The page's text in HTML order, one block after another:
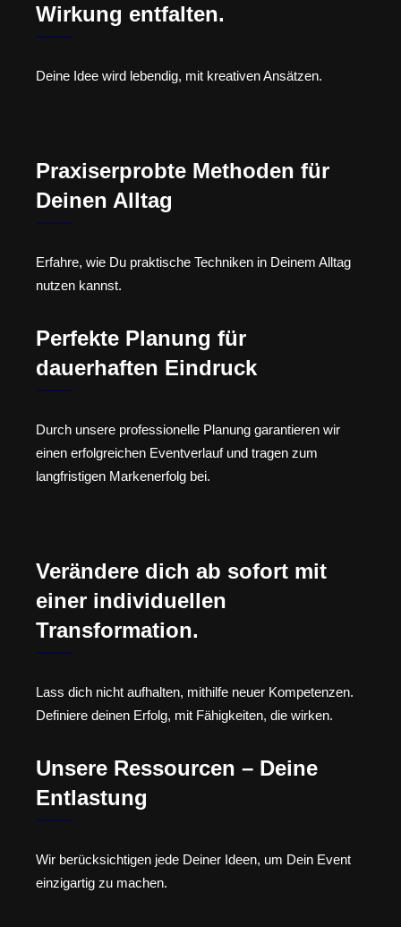
Wirkung entfalten.
Deine Idee wird lebendig, mit kreativen Ansätzen.
Praxiserprobte Methoden für
Deinen Alltag
Erfahre, wie Du praktische Techniken in Deinem Alltag
nutzen kannst.
Perfekte Planung für
dauerhaften Eindruck
Durch unsere professionelle Planung garantieren wir
einen erfolgreichen Eventverlauf und tragen zum
langfristigen Markenerfolg bei.
Verändere dich ab sofort mit
einer individuellen
Transformation.
Lass dich nicht aufhalten, mithilfe neuer Kompetenzen.
Definiere deinen Erfolg, mit Fähigkeiten, die wirken.
Unsere Ressourcen – Deine
Entlastung
Wir berücksichtigen jede Deiner Ideen, um Dein Event
einzigartig zu machen.